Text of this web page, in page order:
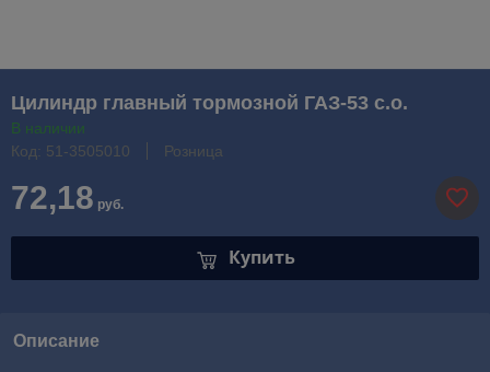
Цилиндр главный тормозной ГАЗ-53 с.о.
В наличии
Код: 51-3505010
Розница
72,18 руб.
Купить
Описание